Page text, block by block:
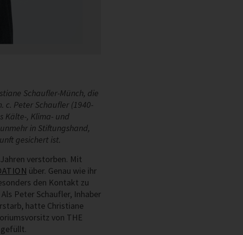
Schaufler-Münch, die
c. Peter Schaufler (1940-
Kälte-, Klima- und
in Stiftungshand,
gesichert ist.
verstorben. Mit
über. Genau wie ihr
den Kontakt zu
Peter Schaufler, Inhaber
hatte Christiane
von THE